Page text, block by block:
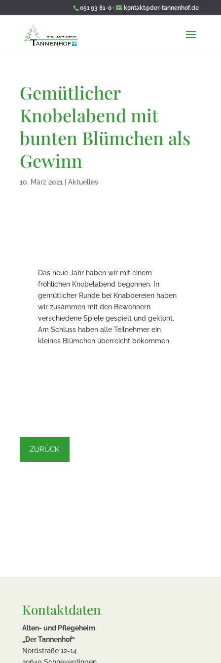
Wir wünschen Ihnen eine schöne Frühlingszeit!
051 93 81-0 · kontakt@der-tannenhof.de
Gemütlicher
Knobelabend mit
bunten Blümchen als
Gewinn
10. März 2021 Aktuelles
Das neue Jahr haben wir mit einem
fröhlichen Knobelabend begonnen. In
gemütlicher Runde bei Knabbereien haben
wir zusammen mit den Bewohnern
verschiedene Spiele gespielt und geklönt.
Am Schluss haben alle Teilnehmer ein
kleines Blümchen überreicht bekommen.
ZURÜCK
Kontaktdaten
Alten- und Pflegeheim
„Der Tannenhof“
Nordstraße 12-14